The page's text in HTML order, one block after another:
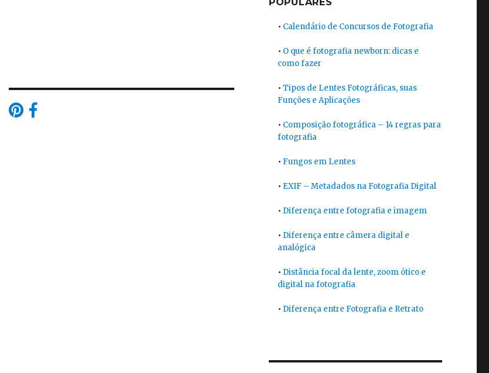
• Calendário de Concursos de Fotografia
• O que é fotografia newborn: dicas e
como fazer
• Tipos de Lentes Fotográficas, suas
Funções e Aplicações
• Composição fotográfica – 14 regras para
fotografia
• Fungos em Lentes
• EXIF – Metadados na Fotografia Digital
• Diferença entre fotografia e imagem
• Diferença entre câmera digital e
analógica
• Distância focal da lente, zoom ótico e
digital na fotografia
• Diferença entre Fotografia e Retrato